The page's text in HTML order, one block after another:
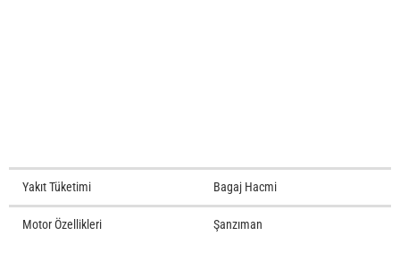
Yakıt Tüketimi Bagaj Hacmi
Motor Özellikleri Şanzıman